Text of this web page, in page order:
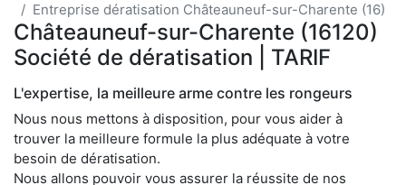
Entreprise dératisation Châteauneuf-sur-Charente (16)
Châteauneuf-sur-Charente (16120)
Société de dératisation | TARIF
L'expertise, la meilleure arme contre les rongeurs
Nous nous mettons à disposition, pour vous aider à
trouver la meilleure formule la plus adéquate à votre
besoin de dératisation.
Nous allons pouvoir vous assurer la réussite de nos